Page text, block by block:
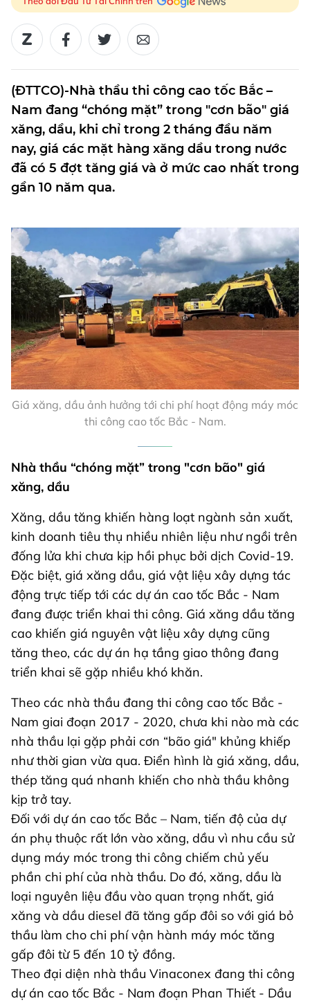
(ĐTTCO)-Nhà thầu thi công cao tốc Bắc –
Nam đang “chóng mặt” trong "cơn bão" giá
xăng, dầu, khi chỉ trong 2 tháng đầu năm
nay, giá các mặt hàng xăng dầu trong nước
đã có 5 đợt tăng giá và ở mức cao nhất trong
gần 10 năm qua.
Giá xăng, dầu ảnh hưởng tới chi phí hoạt động máy móc
thi công cao tốc Bắc - Nam.
Nhà thầu “chóng mặt” trong "cơn bão" giá
xăng, dầu
Xăng, dầu tăng khiến hàng loạt ngành sản xuất,
kinh doanh tiêu thụ nhiều nhiên liệu như ngồi trên
đống lửa khi chưa kịp hồi phục bởi dịch Covid-19.
Đặc biệt, giá xăng dầu, giá vật liệu xây dựng tác
động trực tiếp tới các dự án cao tốc Bắc - Nam
đang được triển khai thi công. Giá xăng dầu tăng
cao khiến giá nguyên vật liệu xây dựng cũng
tăng theo, các dự án hạ tầng giao thông đang
triển khai sẽ gặp nhiều khó khăn.
Theo các nhà thầu đang thi công cao tốc Bắc -
Nam giai đoạn 2017 - 2020, chưa khi nào mà các
nhà thầu lại gặp phải cơn “bão giá" khủng khiếp
như thời gian vừa qua. Điển hình là giá xăng, dầu,
thép tăng quá nhanh khiến cho nhà thầu không
kịp trở tay.
Đối với dự án cao tốc Bắc – Nam, tiến độ của dự
án phụ thuộc rất lớn vào xăng, dầu vì nhu cầu sử
dụng máy móc trong thi công chiếm chủ yếu
phần chi phí của nhà thầu. Do đó, xăng, dầu là
loại nguyên liệu đầu vào quan trọng nhất, giá
xăng và dầu diesel đã tăng gấp đôi so với giá bỏ
thầu làm cho chi phí vận hành máy móc tăng
gấp đôi từ 5 đến 10 tỷ đồng.
Theo đại diện nhà thầu Vinaconex đang thi công
dự án cao tốc Bắc - Nam đoạn Phan Thiết - Dầu